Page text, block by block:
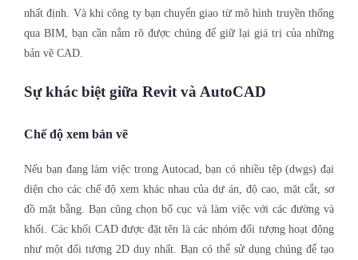
nhất định. Và khi công ty bạn chuyển giao từ mô hình truyền thống
qua BIM, bạn cần nắm rõ được chúng để giữ lại giá trị của những
bản vẽ CAD.
Sự khác biệt giữa Revit và AutoCAD
Chế độ xem bản vẽ
Nếu bạn đang làm việc trong Autocad, bạn có nhiều tệp (dwgs) đại
diện cho các chế độ xem khác nhau của dự án, độ cao, mặt cắt, sơ
đồ mặt bằng. Bạn cũng chọn bố cục và làm việc với các đường và
khối. Các khối CAD được đặt tên là các nhóm đối tượng hoạt động
như một đối tượng 2D duy nhất. Bạn có thể sử dụng chúng để tạo